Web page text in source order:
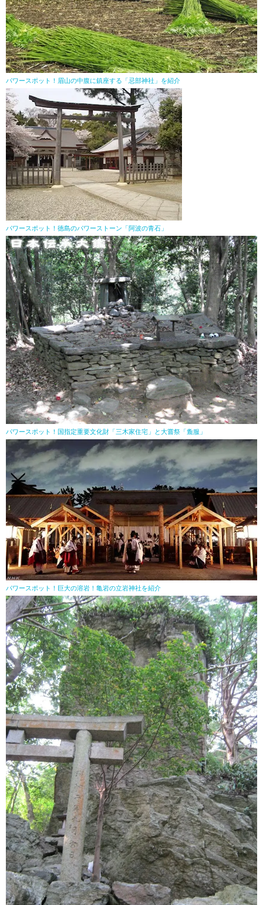
パワースポット！眉山の中腹に鎮座する「忌部神社」を紹介
パワースポット！徳島のパワーストーン「阿波の青石」
パワースポット！国指定重要文化財「三木家住宅」と大嘗祭「麁服」
パワースポット！巨大の溶岩！亀岩の立岩神社を紹介